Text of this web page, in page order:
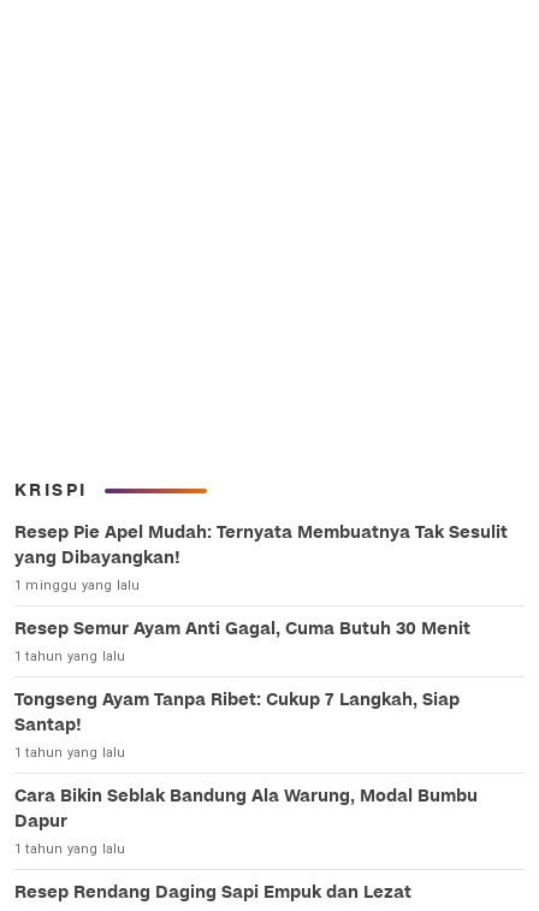
KRISPI
Resep Pie Apel Mudah: Ternyata Membuatnya Tak Sesulit
yang Dibayangkan!
1 minggu yang lalu
Resep Semur Ayam Anti Gagal, Cuma Butuh 30 Menit
1 tahun yang lalu
Tongseng Ayam Tanpa Ribet: Cukup 7 Langkah, Siap
Santap!
1 tahun yang lalu
Cara Bikin Seblak Bandung Ala Warung, Modal Bumbu
Dapur
1 tahun yang lalu
Resep Rendang Daging Sapi Empuk dan Lezat